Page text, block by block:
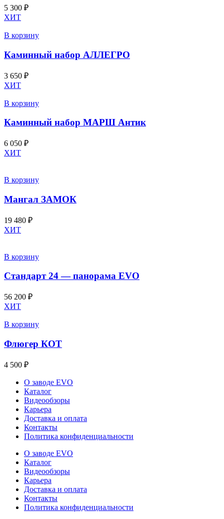
5 300 ₽
ХИТ
В корзину
Каминный набор АЛЛЕГРО
3 650 ₽
ХИТ
В корзину
Каминный набор МАРШ Антик
6 050 ₽
ХИТ
В корзину
Мангал ЗАМОК
19 480 ₽
ХИТ
В корзину
Стандарт 24 — панорама EVO
56 200 ₽
ХИТ
В корзину
Флюгер КОТ
4 500 ₽
О заводе EVO
Каталог
Видеообзоры
Карьера
Доставка и оплата
Контакты
Политика конфиденциальности
О заводе EVO
Каталог
Видеообзоры
Карьера
Доставка и оплата
Контакты
Политика конфиденциальности